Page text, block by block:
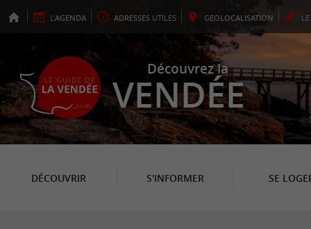
L'AGENDA ADRESSES UTILES GEOLOCALISATION LE
Découvrez la
VENDÉE
DÉCOUVRIR S'INFORMER SE